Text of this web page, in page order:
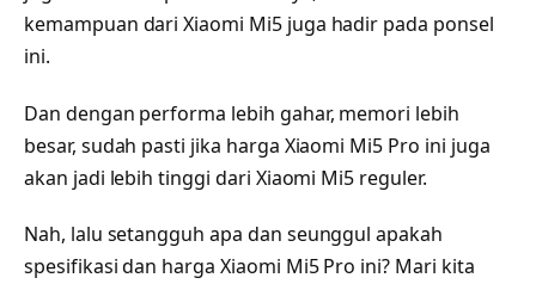
kemampuan dari Xiaomi Mi5 juga hadir pada ponsel
ini.
Dan dengan performa lebih gahar, memori lebih
besar, sudah pasti jika harga Xiaomi Mi5 Pro ini juga
akan jadi lebih tinggi dari Xiaomi Mi5 reguler.
Nah, lalu setangguh apa dan seunggul apakah
spesifikasi dan harga Xiaomi Mi5 Pro ini? Mari kita